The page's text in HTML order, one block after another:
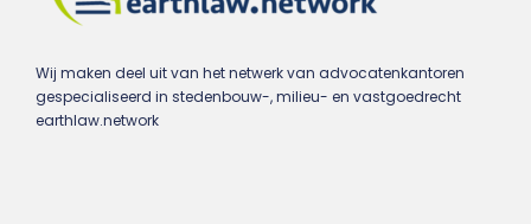
Wij maken deel uit van het netwerk van advocatenkantoren
gespecialiseerd in stedenbouw-, milieu- en vastgoedrecht
earthlaw.network